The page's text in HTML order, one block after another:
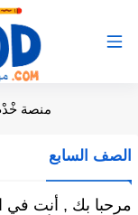
منصة
الصف السابع
مرحبا بك , أنت في